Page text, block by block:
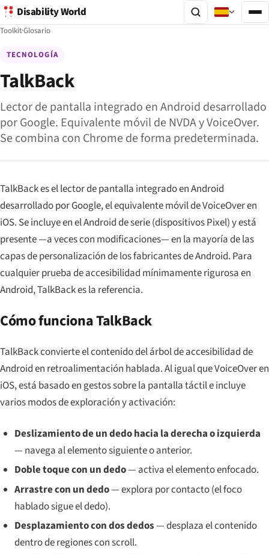
Disability World
Toolkit·Glosario
TECNOLOGÍA
TalkBack
Lector de pantalla integrado en Android desarrollado
por Google. Equivalente móvil de NVDA y VoiceOver.
Se combina con Chrome de forma predeterminada.
TalkBack es el lector de pantalla integrado en Android
desarrollado por Google, el equivalente móvil de VoiceOver en
iOS. Se incluye en el Android de serie (dispositivos Pixel) y está
presente —a veces con modificaciones— en la mayoría de las
capas de personalización de los fabricantes de Android. Para
cualquier prueba de accesibilidad mínimamente rigurosa en
Android, TalkBack es la referencia.
Cómo funciona TalkBack
TalkBack convierte el contenido del árbol de accesibilidad de
Android en retroalimentación hablada. Al igual que VoiceOver en
iOS, está basado en gestos sobre la pantalla táctil e incluye
varios modos de exploración y activación:
Deslizamiento de un dedo hacia la derecha o izquierda
— navega al elemento siguiente o anterior.
Doble toque con un dedo— activa el elemento enfocado.
Arrastre con un dedo— explora por contacto (el foco
hablado sigue el dedo).
Desplazamiento con dos dedos— desplaza el contenido
dentro de regiones con scroll.